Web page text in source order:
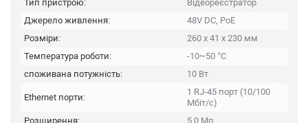
Тип пристрою:
Відеореєстратор
Джерело живлення:
48V DC, PoE
Розміри:
260 x 41 x 230 мм
Температура роботи:
-10~50 °C
споживана потужність:
10 Вт
Ethernet порти:
1 RJ-45 порт (10/100
Мбіт/с)
Розширення:
5.0 Мп